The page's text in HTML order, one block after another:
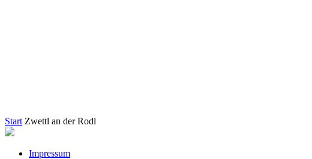
Start Zwettl an der Rodl
Impressum